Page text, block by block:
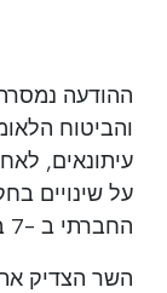
ההודעה
והביטוח
עיתונאים,
על שינויים
החברתי ב -7 במאי.
השר הצדיק